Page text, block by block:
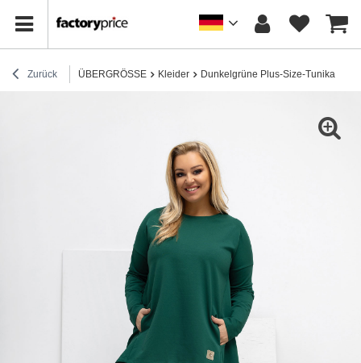
Zurück ÜBERGRÖSSE Kleider Dunkelgrüne Plus-Size-Tunika mit